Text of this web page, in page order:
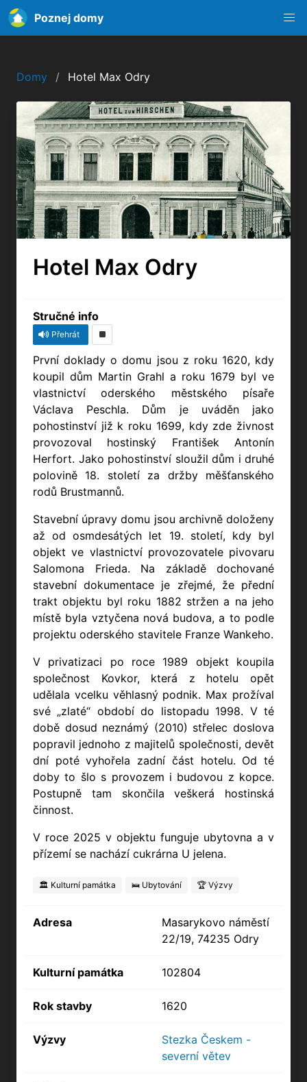
Poznej domy
Domy Hotel Max Odry
Hotel Max Odry
Stručné info
Přehrát
První doklady o domu jsou z roku 1620, kdy
koupil dům Martin Grahl a roku 1679 byl ve
vlastnictví oderského městského písaře
Václava Peschla. Dům je uváděn jako
pohostinství již k roku 1699, kdy zde živnost
provozoval hostinský František Antonín
Herfort. Jako pohostinství sloužil dům i druhé
polovině 18. století za držby měšťanského
rodů Brustmannů.
Stavební úpravy domu jsou archivně doloženy
až od osmdesátých let 19. století, kdy byl
objekt ve vlastnictví provozovatele pivovaru
Salomona Frieda. Na základě dochované
stavební dokumentace je zřejmé, že přední
trakt objektu byl roku 1882 stržen a na jeho
místě byla vztyčena nová budova, a to podle
projektu oderského stavitele Franze Wankeho.
V privatizaci po roce 1989 objekt koupila
společnost Kovkor, která z hotelu opět
udělala vcelku věhlasný podnik. Max prožíval
své „zlaté“ období do listopadu 1998. V té
době dosud neznámý (2010) střelec doslova
popravil jednoho z majitelů společnosti, devět
dní poté vyhořela zadní část hotelu. Od té
doby to šlo s provozem i budovou z kopce.
Postupně tam skončila veškerá hostinská
činnost.
V roce 2025 v objektu funguje ubytovna a v
přízemí se nachází cukrárna U jelena.
🏛️ Kulturní památka 🛌 Ubytování 🏆 Výzvy
Adresa
Masarykovo náměstí
22/19, 74235 Odry
Kulturní památka 102804
Rok stavby 1620
Výzvy
Stezka Českem -
severní větev